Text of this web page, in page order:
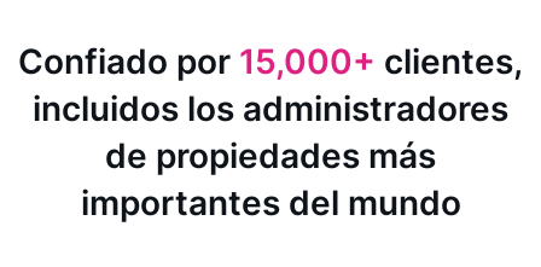
Confiado por 15,000+ clientes,
incluidos los administradores
de propiedades más
importantes del mundo